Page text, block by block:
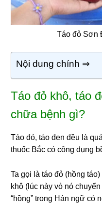
Táo đỏ Sơn
Nội dung chính ⇒
Táo đỏ khô, táo
chữa bệnh gì?
Táo đỏ, táo đen đều là
thuốc Bắc có công dụng
Ta gọi là táo đỏ (hồng
khô (lúc này vỏ nó
“hồng” trong Hán ngữ có